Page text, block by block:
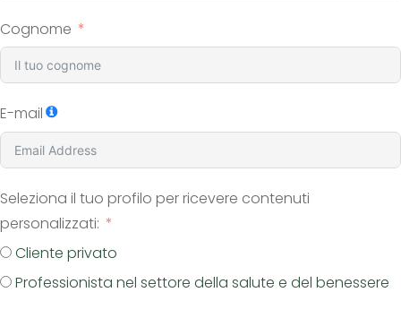
Cognome
E-mail
Seleziona il tuo profilo per ricevere contenuti
personalizzati:
Cliente privato
Professionista nel settore della salute e del benessere